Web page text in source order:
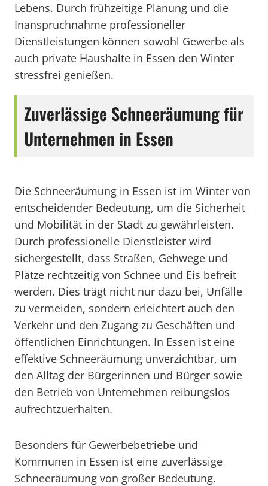
Lebens. Durch frühzeitige Planung und die
Inanspruchnahme professioneller
Dienstleistungen können sowohl Gewerbe als
auch private Haushalte in Essen den Winter
stressfrei genießen.
Zuverlässige Schneeräumung für
Unternehmen in Essen
Die Schneeräumung in Essen ist im Winter von
entscheidender Bedeutung, um die Sicherheit
und Mobilität in der Stadt zu gewährleisten.
Durch professionelle Dienstleister wird
sichergestellt, dass Straßen, Gehwege und
Plätze rechtzeitig von Schnee und Eis befreit
werden. Dies trägt nicht nur dazu bei, Unfälle
zu vermeiden, sondern erleichtert auch den
Verkehr und den Zugang zu Geschäften und
öffentlichen Einrichtungen. In Essen ist eine
effektive Schneeräumung unverzichtbar, um
den Alltag der Bürgerinnen und Bürger sowie
den Betrieb von Unternehmen reibungslos
aufrechtzuerhalten.
Besonders für Gewerbebetriebe und
Kommunen in Essen ist eine zuverlässige
Schneeräumung von großer Bedeutung.